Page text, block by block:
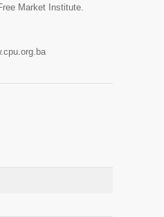
Market Institute.